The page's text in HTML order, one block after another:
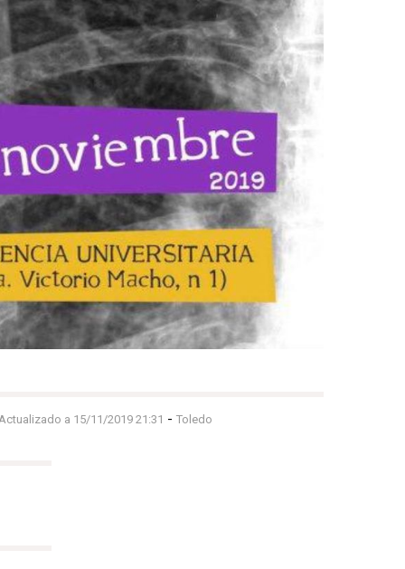
a 15/11/2019 21:31 - Toledo